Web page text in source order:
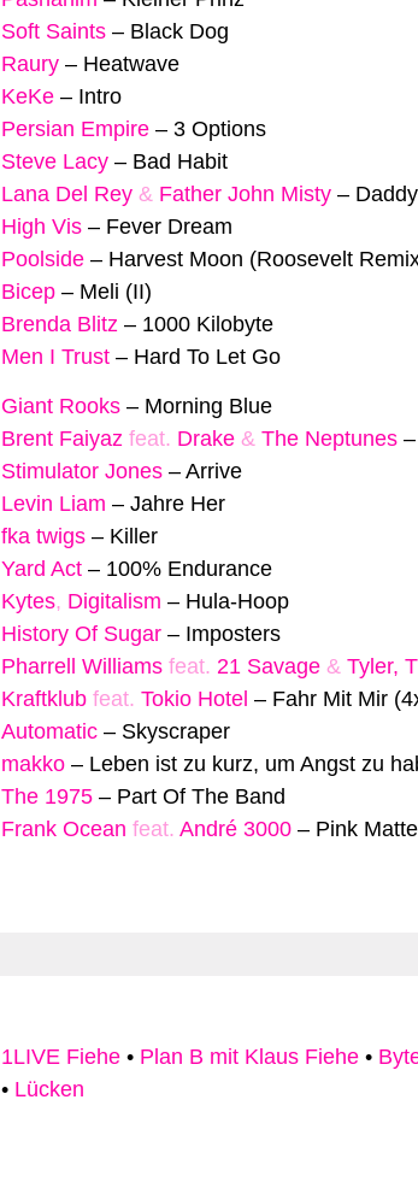
Soft Saints – Black Dog
Raury – Heatwave
KeKe – Intro
Persian Empire – 3 Options
Steve Lacy – Bad Habit
Lana Del Rey & Father John Misty –
High Vis – Fever Dream
Poolside – Harvest Moon (Roosevelt
Bicep – Meli (II)
Brenda Blitz – 1000 Kilobyte
Men I Trust – Hard To Let Go
Giant Rooks – Morning Blue
Brent Faiyaz feat. Drake & The Neptunes –
Stimulator Jones – Arrive
Levin Liam – Jahre Her
fka twigs – Killer
Yard Act – 100% Endurance
Kytes, Digitalism – Hula-Hoop
History Of Sugar – Imposters
Pharrell Williams feat. 21 Savage & Tyler,
Kraftklub feat. Tokio Hotel – Fahr Mit Mir
Automatic – Skyscraper
makko – Leben ist zu kurz, um Angst zu
The 1975 – Part Of The Band
Frank Ocean feat. André 3000 – Pink
1LIVE Fiehe • Plan B mit Klaus Fiehe •
• Lücken